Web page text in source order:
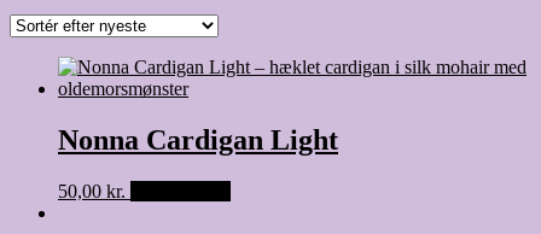
Nonna Cardigan Light
50,00 kr.